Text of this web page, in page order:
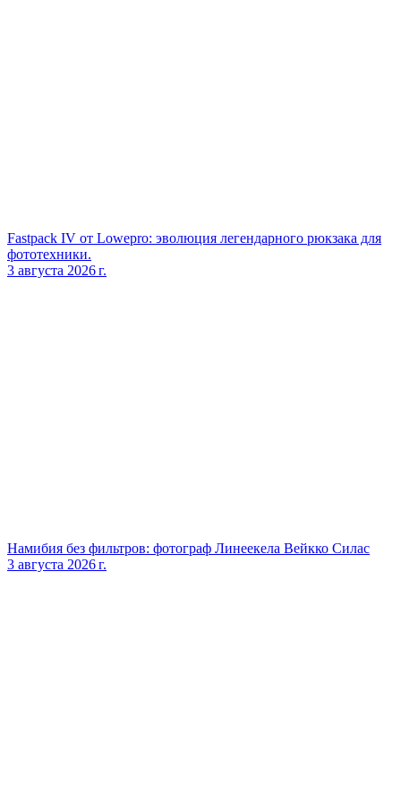
Fastpack IV от Lowepro: эволюция легендарного рюкзака для
фототехники.
3 августа 2026 г.
Намибия без фильтров: фотограф Линеекела Вейкко Силас
3 августа 2026 г.